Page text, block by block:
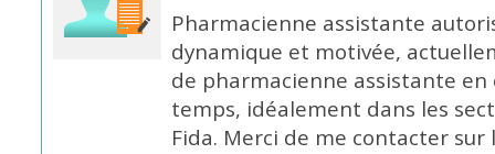
Pharmacienne assistante
dynamique et motivée,
de pharmacienne assistante en
temps, idéalement dans les
Fida. Merci de me contacter sur